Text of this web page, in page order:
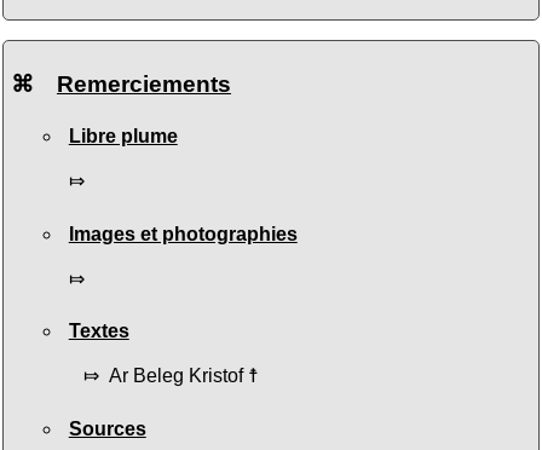
⌘ Remerciements
Libre plume
⤇
Images et photographies
⤇
Textes
⤇ Ar Beleg Kristof ☨
Sources